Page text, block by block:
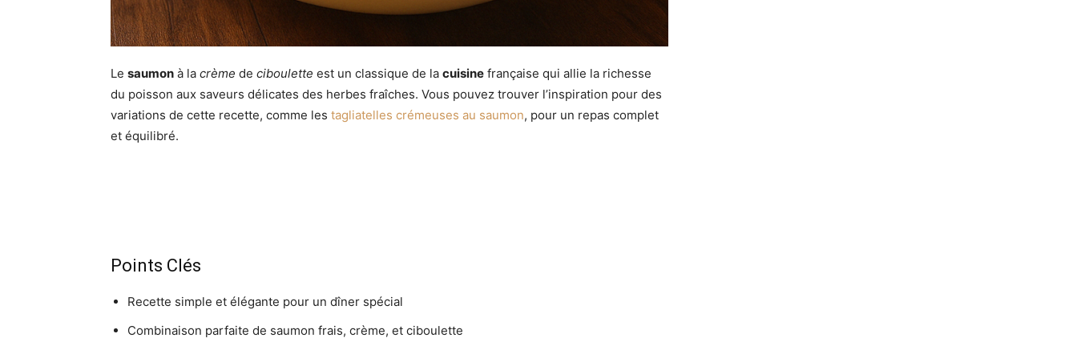
Le saumon à la crème de ciboulette est un classique de la cuisine française qui allie la richesse
du poisson aux saveurs délicates des herbes fraîches. Vous pouvez trouver l’inspiration pour des
variations de cette recette, comme les tagliatelles crémeuses au saumon, pour un repas complet
et équilibré.
Points Clés
Recette simple et élégante pour un dîner spécial
Combinaison parfaite de saumon frais, crème, et ciboulette